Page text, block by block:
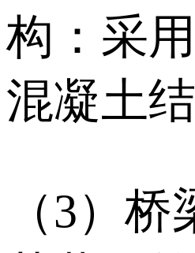
构：采
混凝土结
（3）